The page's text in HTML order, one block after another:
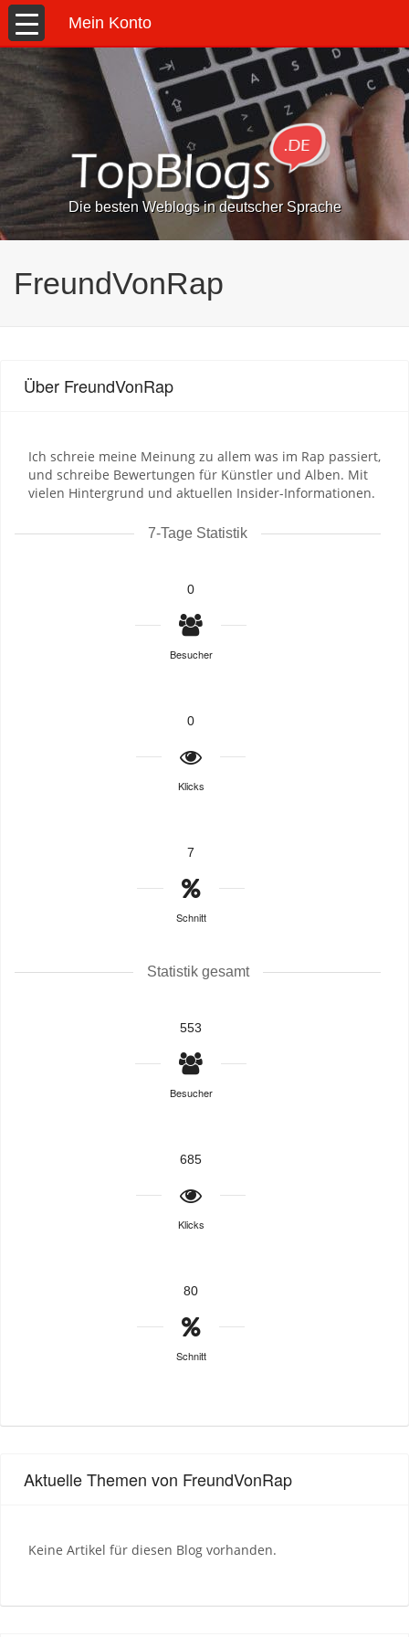
Mein Konto
Die besten Weblogs in deutscher Sprache
FreundVonRap
Über FreundVonRap
Ich schreie meine Meinung zu allem was im Rap passiert,
und schreibe Bewertungen für Künstler und Alben. Mit
vielen Hintergrund und aktuellen Insider-Informationen.
7-Tage Statistik
0
Besucher
0
Klicks
7
Schnitt
Statistik gesamt
553
Besucher
685
Klicks
80
Schnitt
Aktuelle Themen von FreundVonRap
Keine Artikel für diesen Blog vorhanden.